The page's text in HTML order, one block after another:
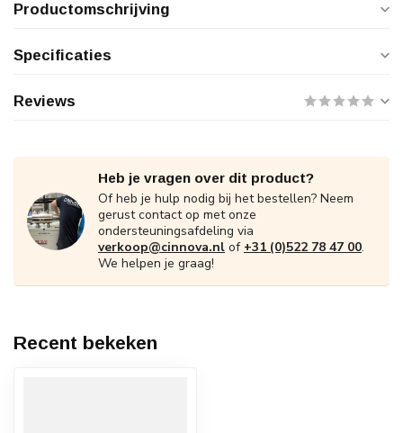
Productomschrijving
Specificaties
Reviews
Heb je vragen over dit product?
Of heb je hulp nodig bij het bestellen? Neem
gerust contact op met onze
ondersteuningsafdeling via
verkoop@cinnova.nl of +31 (0)522 78 47 00.
We helpen je graag!
Recent bekeken